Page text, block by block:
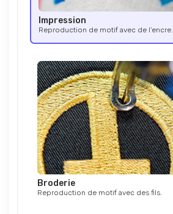
Impression
Reproduction de motif avec de l’encre.
Broderie
Reproduction de motif avec des fils.